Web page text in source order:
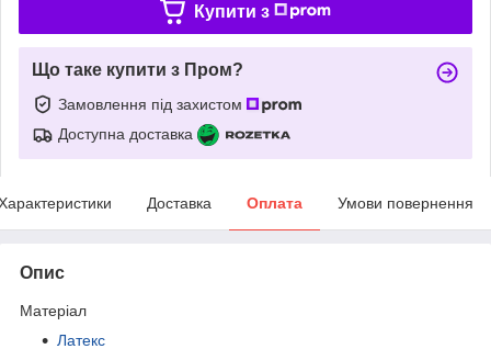
Купити з
Що таке купити з Пром?
Замовлення під захистом
Доступна доставка
Доставка Оплата Умови повернення
Опис
Матеріал
Латекс